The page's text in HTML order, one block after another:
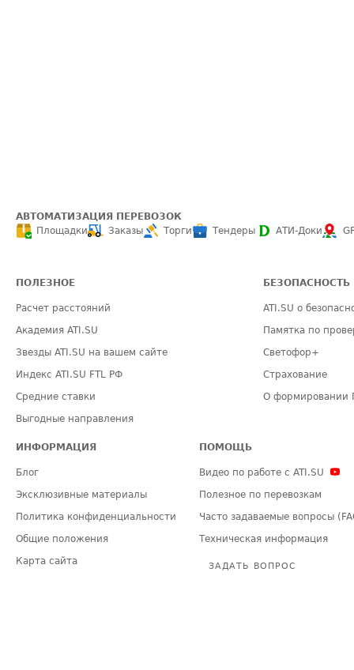
АВТОМАТИЗАЦИЯ ПЕРЕВОЗОК
Площадки
Заказы Торги Тендеры АТИ-Доки
ПОЛЕЗНОЕ
Расчет расстояний
Академия ATI.SU
Звезды ATI.SU на вашем сайте
Индекс ATI.SU FTL РФ
Средние ставки
Выгодные направления
БЕЗОПАСНОСТЬ
ATI.SU о
Памятка по
Светофор+
Страхование
О формировании
ИНФОРМАЦИЯ
Блог
Эксклюзивные материалы
Политика конфиденциальности
Общие положения
Карта сайта
ПОМОЩЬ
Видео по работе с ATI.SU
Полезное по перевозкам
Часто задаваемые вопросы
Техническая информация
ЗАДАТЬ ВОПРОС